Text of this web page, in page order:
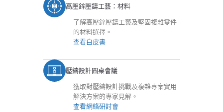
高壓鋅壓鑄工藝：材料
了解高壓鋅壓鑄工藝及堅固複雜零件
的材料選擇。
查看白皮書
壓鑄設計圓桌會議
獲取對壓鑄設計挑戰及複雜專案實用
解決方案的專家見解。
查看網絡研討會